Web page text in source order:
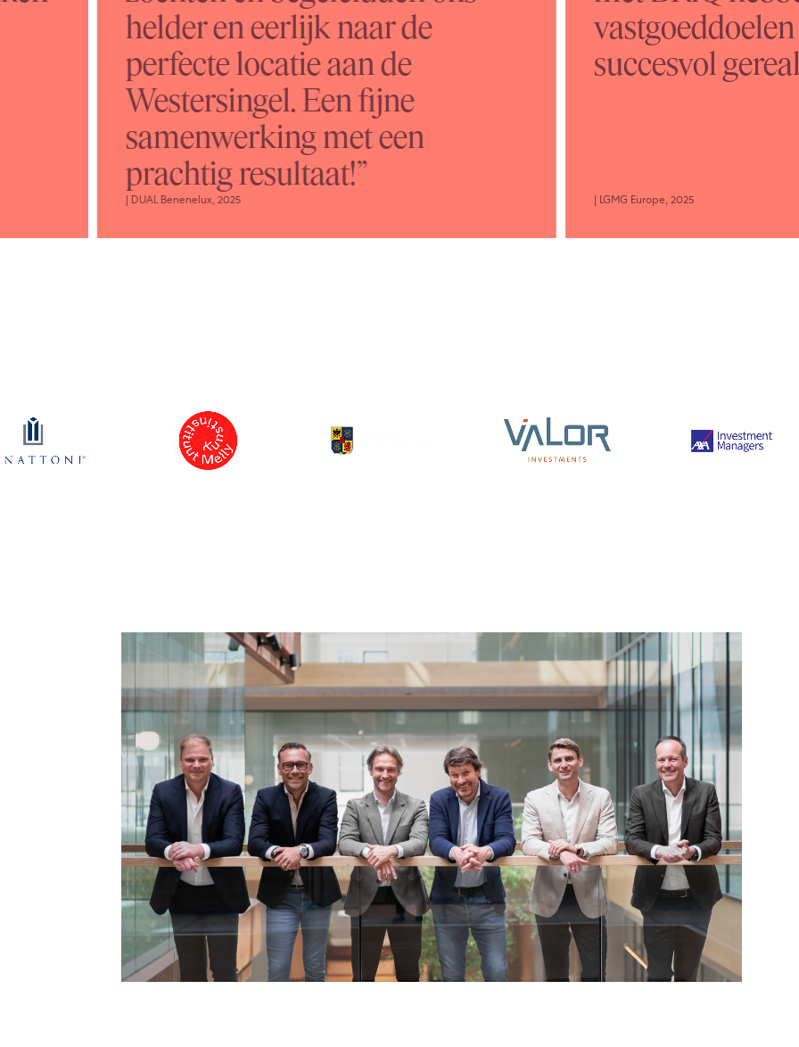
helder en eerlijk naar de
perfecte locatie aan de
Westersingel. Een fijne
samenwerking met een
prachtig resultaat!”
| DUAL Benenelux, 2025
succesvol
| LGMG Europe, 2025